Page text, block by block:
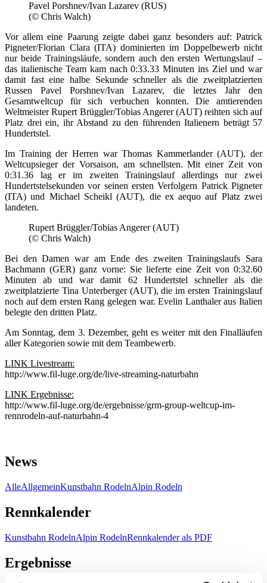
Pavel Porshnev/Ivan Lazarev (RUS)
(© Chris Walch)
Vor allem eine Paarung zeigte dabei ganz besonders auf: Patrick
Pigneter/Florian Clara (ITA) dominierten im Doppelbewerb nicht
nur beide Trainingsläufe, sondern auch den ersten Wertungslauf –
das italienische Team kam nach 0:33.33 Minuten ins Ziel und war
damit fast eine halbe Sekunde schneller als die zweitplatzierten
Russen Pavel Porshnev/Ivan Lazarev, die letztes Jahr den
Gesamtweltcup für sich verbuchen konnten. Die amtierenden
Weltmeister Rupert Brüggler/Tobias Angerer (AUT) reihten sich auf
Platz drei ein, ihr Abstand zu den führenden Italienern beträgt 57
Hundertstel.
Im Training der Herren war Thomas Kammerlander (AUT), der
Weltcupsieger der Vorsaison, am schnellsten. Mit einer Zeit von
0:31.36 lag er im zweiten Trainingslauf allerdings nur zwei
Hundertstelsekunden vor seinen ersten Verfolgern Patrick Pigneter
(ITA) und Michael Scheikl (AUT), die ex aequo auf Platz zwei
landeten.
Rupert Brüggler/Tobias Angerer (AUT)
(© Chris Walch)
Bei den Damen war am Ende des zweiten Trainingslaufs Sara
Bachmann (GER) ganz vorne: Sie lieferte eine Zeit von 0:32.60
Minuten ab und war damit 62 Hundertstel schneller als die
zweitplatzierte Tina Unterberger (AUT), die im ersten Trainingslauf
noch auf dem ersten Rang gelegen war. Evelin Lanthaler aus Italien
belegte den dritten Platz.
Am Sonntag, dem 3. Dezember, geht es weiter mit den Finalläufen
aller Kategorien sowie mit dem Teambewerb.
LINK Livestream:
http://www.fil-luge.org/de/live-streaming-naturbahn
LINK Ergebnisse:
http://www.fil-luge.org/de/ergebnisse/grm-group-weltcup-im-
rennrodeln-auf-naturbahn-4
News
AlleAllgemeinKunstbahn RodelnAlpin Rodeln
Rennkalender
Kunstbahn RodelnAlpin RodelnRennkalender als PDF
Ergebnisse